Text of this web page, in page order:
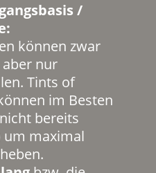
/
können zwar
nur
Tints of
im Besten
bereits
um maximal